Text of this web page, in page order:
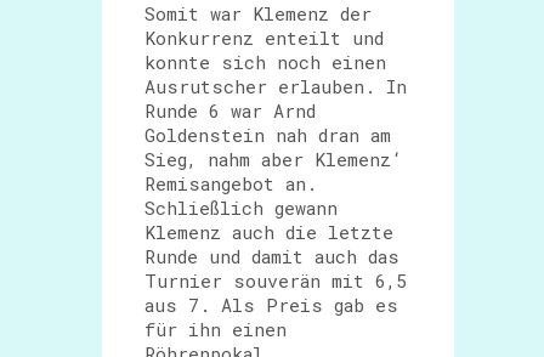
Somit war Klemenz der
Konkurrenz enteilt und
konnte sich noch einen
Ausrutscher erlauben. In
Runde 6 war Arnd
Goldenstein nah dran am
Sieg, nahm aber Klemenz‘
Remisangebot an.
Schließlich gewann
Klemenz auch die letzte
Runde und damit auch das
Turnier souverän mit 6,5
aus 7. Als Preis gab es
für ihn einen